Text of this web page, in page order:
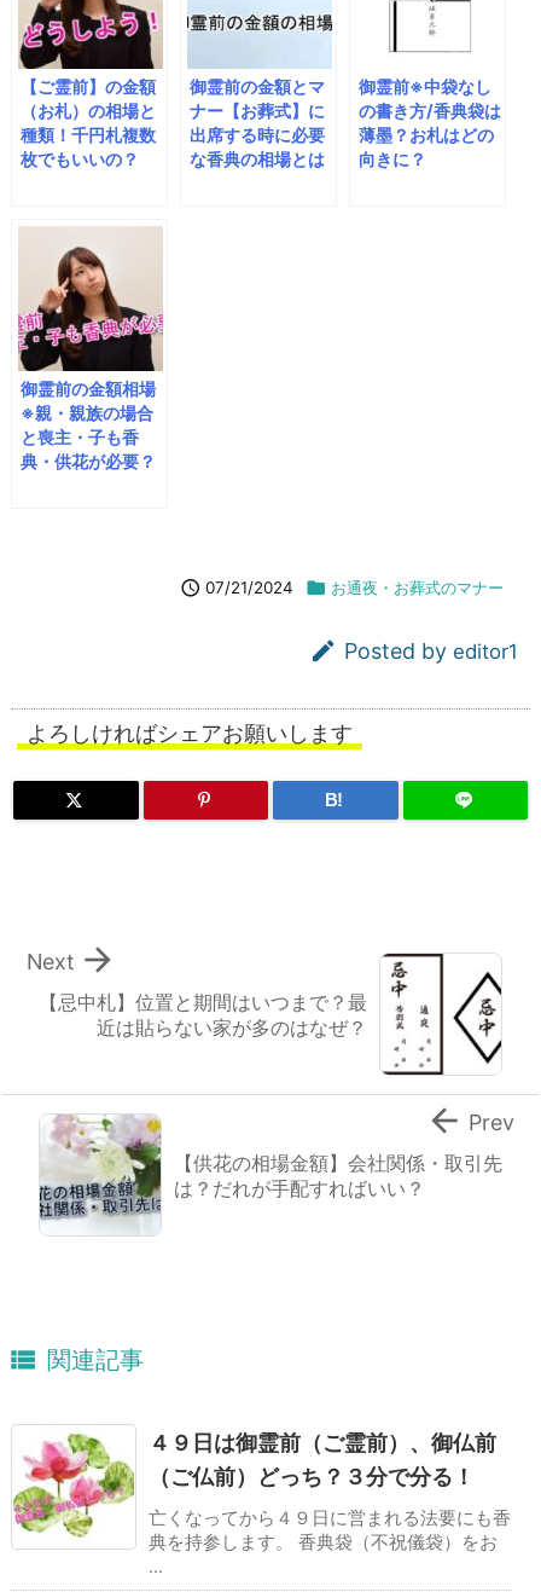
【ご霊前】の金額
（お札）の相場と
種類！千円札複数
枚でもいいの？
御霊前の金額とマ
ナー【お葬式】に
出席する時に必要
な香典の相場とは
御霊前※中袋なし
の書き方/香典袋は
薄墨？お札はどの
向きに？
御霊前の金額相場
※親・親族の場合
と喪主・子も香
典・供花が必要？
 07/21/2024  お通夜・お葬式のマナー
 Posted by editor1
よろしければシェアお願いします
B!
【忌中札】位置と期間はいつまで？最
近は貼らない家が多のはなぜ？

Next
【供花の相場金額】会社関係・取引先
は？だれが手配すればいい？
 Prev
 関連記事
４９日は御霊前（ご霊前）、御仏前
（ご仏前）どっち？３分で分る！
亡くなってから４９日に営まれる法要にも香
典を持参します。 香典袋（不祝儀袋）をお
...